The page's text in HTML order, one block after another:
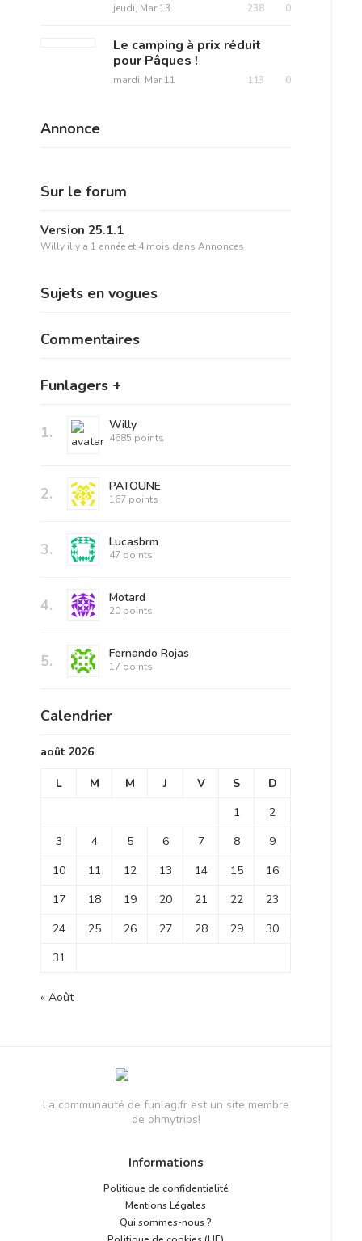
jeudi, Mar 13 0
238
Le camping à prix réduit
pour Pâques !
mardi, Mar 11 0
113
Annonce
Sur le forum
Version 25.1.1
Willy il y a 1 année et 4 mois dans Annonces
Sujets en vogues
Commentaires
Funlagers +
1. Willy
4685 points
2. PATOUNE
167 points
3. Lucasbrm
47 points
4. Motard
20 points
5. Fernando Rojas
17 points
Calendrier
août 2026
L M M J V S
D
1
2
3
4 5 6 7 8
9
10
11 12 13 14 15
16
17
18 19 20 21 22
23
24
25 26 27 28 29
30
31
« Août
La communauté de funlag.fr est un site membre
de ohmytrips!
Informations
Politique de confidentialité
Mentions Légales
Qui sommes-nous ?